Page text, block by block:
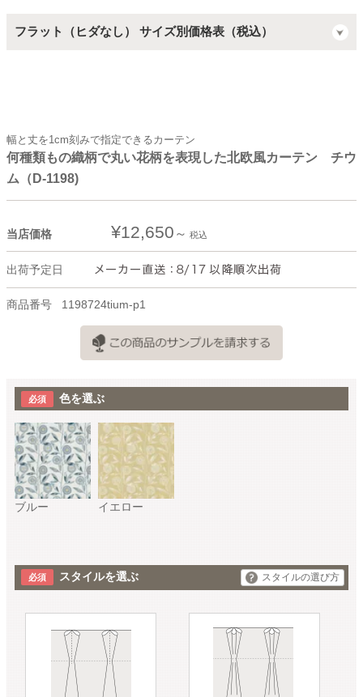
フラット（ヒダなし） サイズ別価格表（税込）
幅と丈を1cm刻みで指定できるカーテン
何種類もの織柄で丸い花柄を表現した北欧風カーテン チウ
ム（D-1198)
当店価格 ¥12,650 税込
出荷予定日
商品番号 1198724tium-p1
色を選ぶ
ブルー イエロー
スタイルを選ぶ スタイルの選び方